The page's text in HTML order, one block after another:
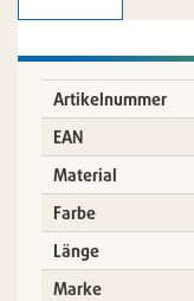
Artikelnummer
EAN
Material
Farbe
Länge
Marke